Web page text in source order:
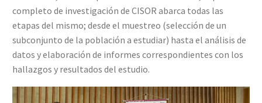
completo de investigación de CISOR abarca todas las
etapas del mismo; desde el muestreo (selección de un
subconjunto de la población a estudiar) hasta el análisis de
datos y elaboración de informes correspondientes con los
hallazgos y resultados del estudio.